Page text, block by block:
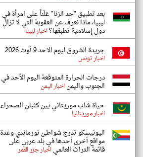
بعد تطبيق "حد الزنا" عَلَناً على امرأة في
ليبيا، ماذا نعرف عن العقوبة التي لا تزال
دول إسلامية تطبقها؟اخبار ليبيا
جريدة الشروق ليوم الاحد 9 أوت 2026
اخبار تونس
درجات الحرارة المتوقعة اليوم الأحد في
الجنوب واليمناخبار اليمن
حياة شاب موريتاني بين كثبان الصحراء
اخبار موريتانيا
اليونيسكو تدرج شواطئ نورماندي وعدة
مواقع أخرى أحدها في بلد عربي على
قائمة التراث العالمياخبار جزر القمر